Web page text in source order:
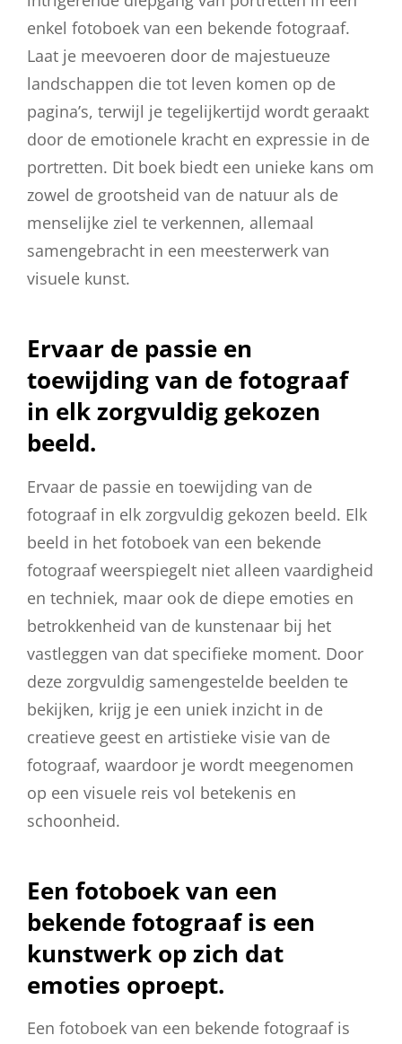
enkel fotoboek van een bekende fotograaf.
Laat je meevoeren door de majestueuze
landschappen die tot leven komen op de
pagina’s, terwijl je tegelijkertijd wordt geraakt
door de emotionele kracht en expressie in de
portretten. Dit boek biedt een unieke kans om
zowel de grootsheid van de natuur als de
menselijke ziel te verkennen, allemaal
samengebracht in een meesterwerk van
visuele kunst.
Ervaar de passie en
toewijding van de fotograaf
in elk zorgvuldig gekozen
beeld.
Ervaar de passie en toewijding van de
fotograaf in elk zorgvuldig gekozen beeld. Elk
beeld in het fotoboek van een bekende
fotograaf weerspiegelt niet alleen vaardigheid
en techniek, maar ook de diepe emoties en
betrokkenheid van de kunstenaar bij het
vastleggen van dat specifieke moment. Door
deze zorgvuldig samengestelde beelden te
bekijken, krijg je een uniek inzicht in de
creatieve geest en artistieke visie van de
fotograaf, waardoor je wordt meegenomen
op een visuele reis vol betekenis en
schoonheid.
Een fotoboek van een
bekende fotograaf is een
kunstwerk op zich dat
emoties oproept.
Een fotoboek van een bekende fotograaf is